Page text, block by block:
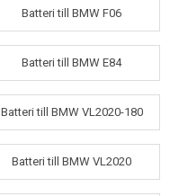
Batteri till BMW F06
Batteri till BMW E84
Batteri till BMW VL2020-180
Batteri till BMW VL2020